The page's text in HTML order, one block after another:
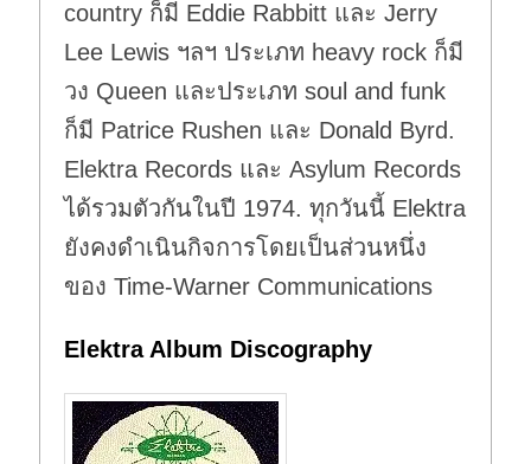
country ก็มี Eddie Rabbitt และ Jerry
Lee Lewis ฯลฯ ประเภท heavy rock ก็มี
วง Queen และประเภท soul and funk
ก็มี Patrice Rushen และ Donald Byrd.
Elektra Records และ Asylum Records
ได้รวมตัวกันในปี 1974. ทุกวันนี้ Elektra
ยังคงดำเนินกิจการโดยเป็นส่วนหนึ่ง
ของ Time-Warner Communications
Elektra Album Discography